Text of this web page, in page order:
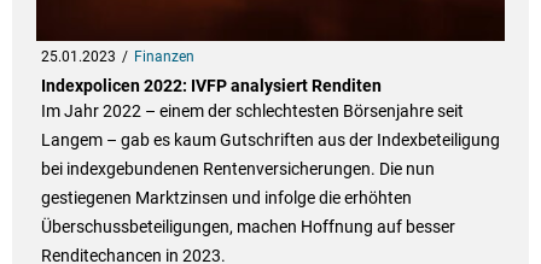
25.01.2023 Finanzen
Indexpolicen 2022: IVFP analysiert Renditen
Im Jahr 2022 – einem der schlechtesten Börsenjahre seit
Langem – gab es kaum Gutschriften aus der Indexbeteiligung
bei indexgebundenen Rentenversicherungen. Die nun
gestiegenen Marktzinsen und infolge die erhöhten
Überschussbeteiligungen, machen Hoffnung auf besser
Renditechancen in 2023.